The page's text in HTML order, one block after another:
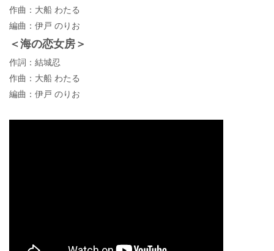
作曲：大船 わたる
編曲：伊戸 のりお
＜海の恋女房＞
作詞：結城忍
作曲：大船 わたる
編曲：伊戸 のりお